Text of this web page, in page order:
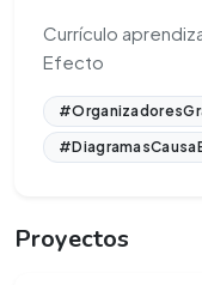
Currículo
Efecto
Proyectos